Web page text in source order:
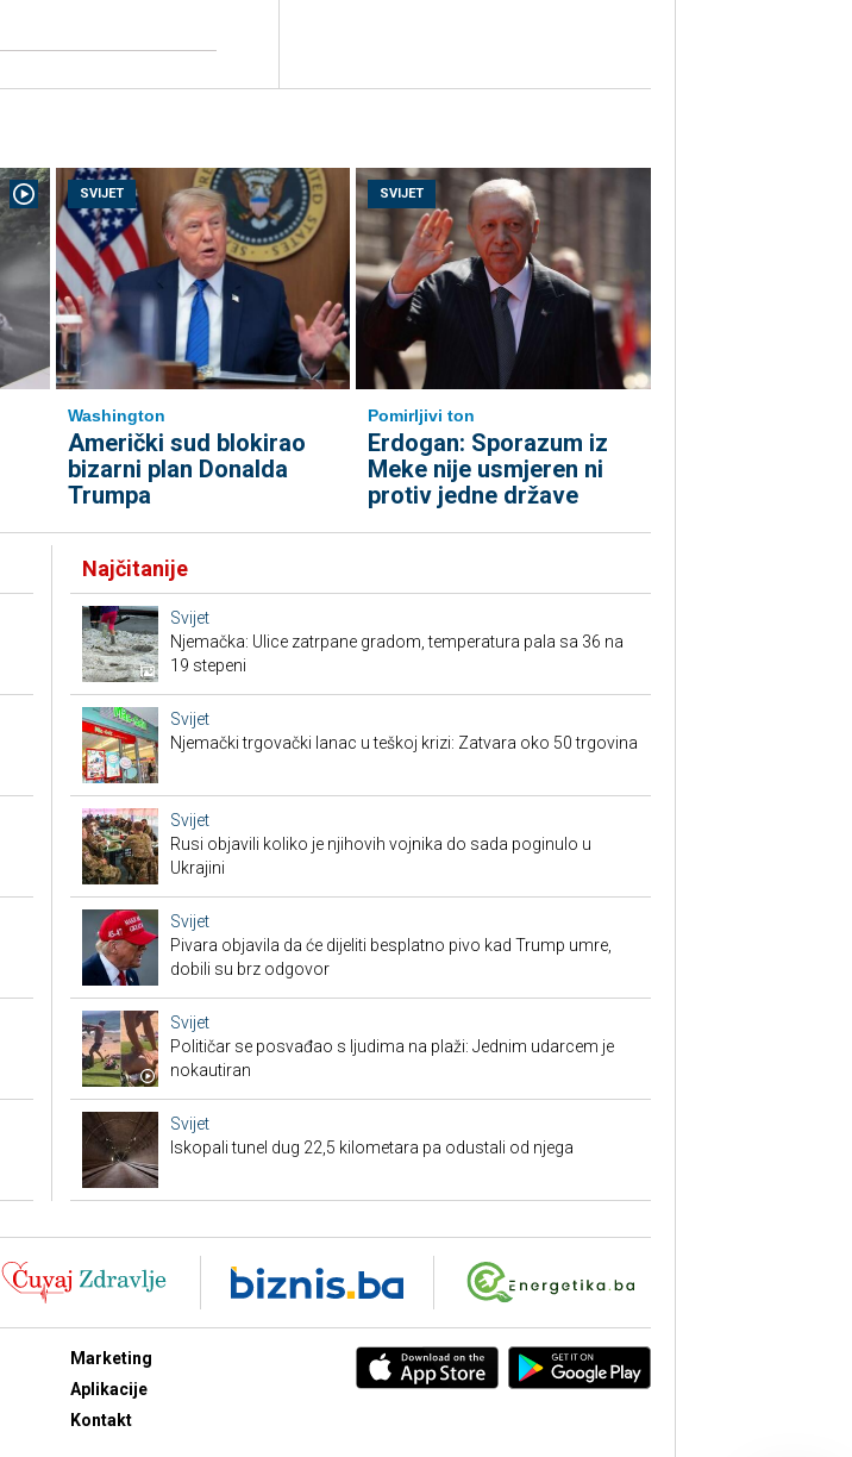
SVIJET
Washington
Američki sud blokirao
bizarni plan Donalda
Trumpa
SVIJET
Pomirljivi ton
Erdogan: Sporazum iz
Meke nije usmjeren ni
protiv jedne države
Najčitanije
Svijet
Njemačka: Ulice zatrpane gradom, temperatura pala sa 36 na
19 stepeni
Svijet
Njemački trgovački lanac u teškoj krizi: Zatvara oko 50 trgovina
Svijet
Rusi objavili koliko je njihovih vojnika do sada poginulo u
Ukrajini
Svijet
Pivara objavila da će dijeliti besplatno pivo kad Trump umre,
dobili su brz odgovor
Svijet
Političar se posvađao s ljudima na plaži: Jednim udarcem je
nokautiran
Svijet
Iskopali tunel dug 22,5 kilometara pa odustali od njega
Marketing
Aplikacije
Kontakt